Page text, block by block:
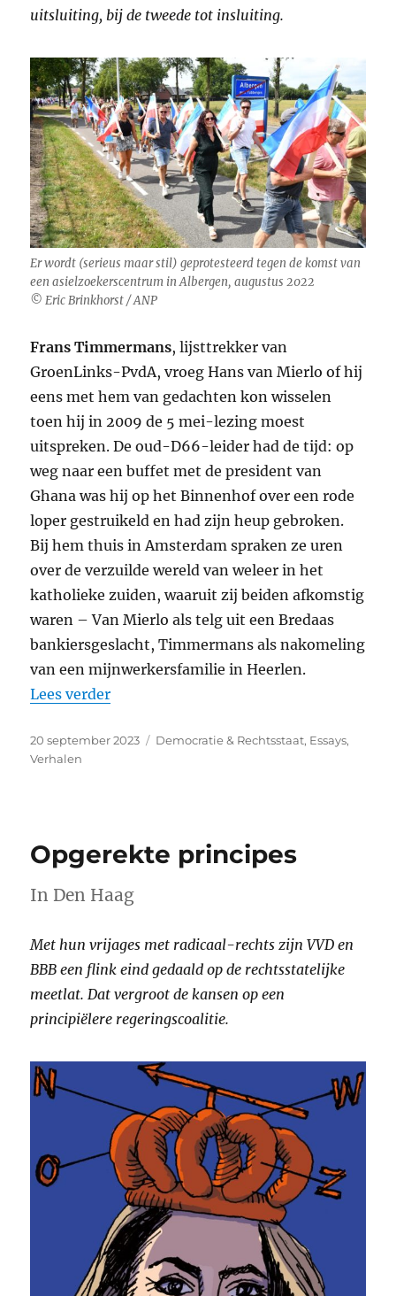
uitsluiting, bij de tweede tot insluiting.
Er wordt (serieus maar stil) geprotesteerd tegen de komst van
een asielzoekerscentrum in Albergen, augustus 2022
© Eric Brinkhorst / ANP
Frans Timmermans, lijsttrekker van
GroenLinks-PvdA, vroeg Hans van Mierlo of hij
eens met hem van gedachten kon wisselen
toen hij in 2009 de 5 mei-lezing moest
uitspreken. De oud-D66-leider had de tijd: op
weg naar een buffet met de president van
Ghana was hij op het Binnenhof over een rode
loper gestruikeld en had zijn heup gebroken.
Bij hem thuis in Amsterdam spraken ze uren
over de verzuilde wereld van weleer in het
katholieke zuiden, waaruit zij beiden afkomstig
waren – Van Mierlo als telg uit een Bredaas
bankiersgeslacht, Timmermans als nakomeling
van een mijnwerkersfamilie in Heerlen.
Lees verder“Je mindere ik in het hok houden”
Geplaatst
op
20 september 2023 Categorieën
Democratie & Rechtsstaat, Essays,
Verhalen
Opgerekte principes
In Den Haag
Met hun vrijages met radicaal-rechts zijn VVD en
BBB een flink eind gedaald op de rechtsstatelijke
meetlat. Dat vergroot de kansen op een
principiëlere regeringscoalitie.